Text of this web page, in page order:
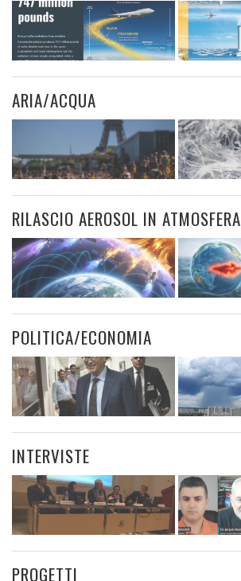
ARIA/ACQUA
RILASCIO AEROSOL IN ATMOSFERA
POLITICA/ECONOMIA
INTERVISTE
PROGETTI